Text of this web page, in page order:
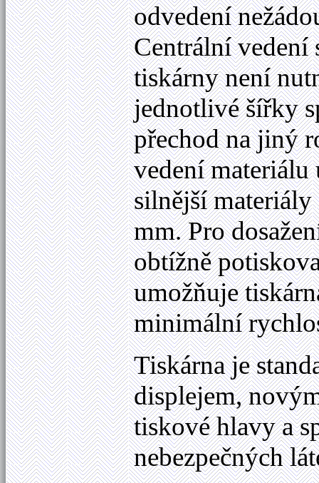
odvedení
Centrální vedení
tiskárny není
jednotlivé šířky
přechod na jiný
vedení
silnější
mm. Pro
obtížně
umožňuje
minimální
Tiskárna je
displejem,
tiskové hlavy a
nebezpečných